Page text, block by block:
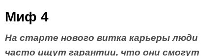
Миф 4
На старте нового витка карьеры люди
часто ищут гарантии, что они смогут